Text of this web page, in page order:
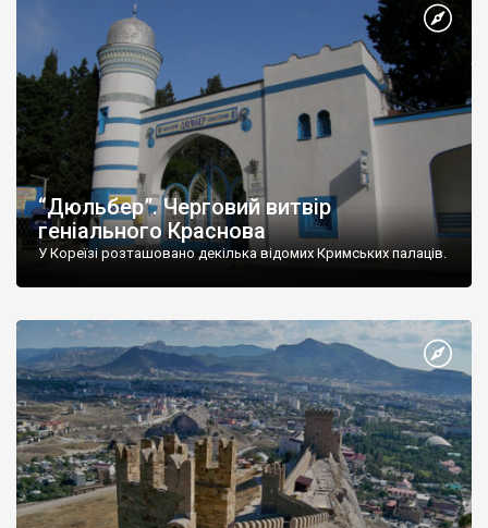
“Дюльбер”. Черговий витвір
геніального Краснова
У Кореїзі розташовано декілька відомих Кримських палаців.